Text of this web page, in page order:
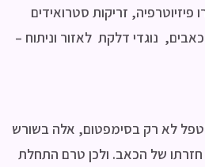
פיזיוטרפיה, זריקות סטרואידים
נוגדי דלקת לאזור וניתוח –
לא רק בסימפטום, אלה בשורש
של הכאב. ולכן טרם התחלת